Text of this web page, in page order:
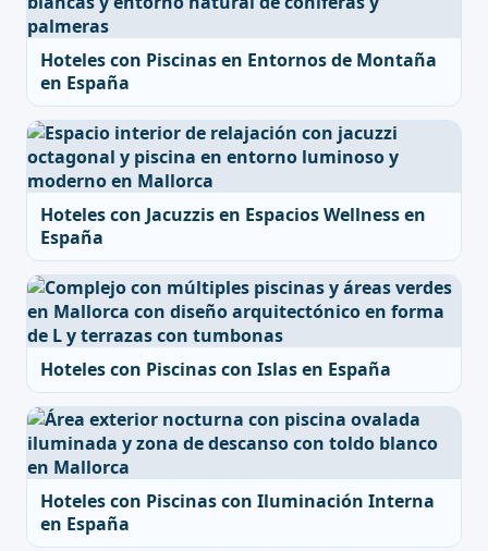
Hoteles con Piscinas en Entornos de Montaña
en España
Hoteles con Jacuzzis en Espacios Wellness en
España
Hoteles con Piscinas con Islas en España
Hoteles con Piscinas con Iluminación Interna
en España